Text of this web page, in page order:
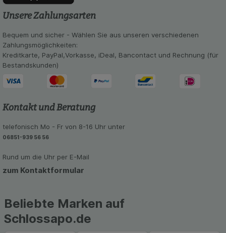
Statistik & Tracking:
unserer Website sammeln, mit deren Hilfe wir
unsere Website weiter für Sie optimieren können,
den Inhalt auf unserer Website aber auch die
Werbung auf Drittseiten möglichst relevant für Sie
zu gestalten. Bitte beachten Sie, dass Daten
hierfür teilweise an Dritte wie z.B. Google oder
Unsere Zahlungsarten
Bequem und sicher - Wählen Sie aus unseren verschiedenen
Zahlungsmöglichkeiten:
Kreditkarte, PayPal,Vorkasse, iDeal, Bancontact und Rechnung (für
Bestandskunden)
Kontakt und Beratung
telefonisch Mo - Fr von 8-16 Uhr unter
06851-939 56 56
Rund um die Uhr per E-Mail
zum Kontaktformular
Beliebte Marken auf
Schlossapo.de